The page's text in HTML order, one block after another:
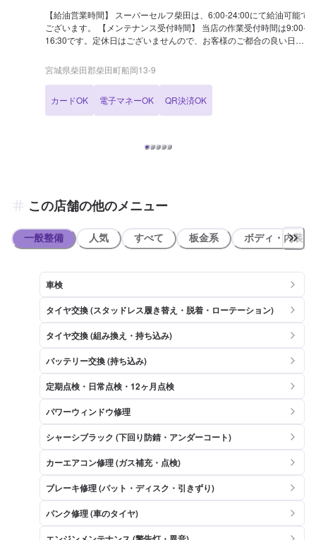
【給油営業時間】 スーパーセルフ柴田は、6:00-24:00にて給油可能で
ございます。 【メンテナンス受付時間】 当店の作業受付時間は9:00-
16:30です。定休日はございませんので、お客様のご都合の良い日に
募集中です！ 新規入会でBOXティッシュを5箱プレゼント、燃料割引
特典もございます。 【国家資格保持者が在籍】 当店は3級整備士が2
【当店までのアクセス】 国道4号線(柴田バイパス)沿いにございま
す。出光(アポロステーション)マークが目印です。道路向かいには
宮城県柴田郡柴田町船岡13-9
カードOK 電子マネーOK QR決済OK
この店舗の他のメニュー
一般整備 人気 すべて 板金系 ボディ・内装
車検
タイヤ交換 (スタッドレス履き替え・脱着・ローテーション)
タイヤ交換 (組み換え・持ち込み)
バッテリー交換 (持ち込み)
定期点検・日常点検・12ヶ月点検
パワーウィンドウ修理
シャーシブラック (下回り防錆・アンダーコート)
カーエアコン修理 (ガス補充・点検)
ブレーキ修理 (パット・ディスク・引きずり)
パンク修理 (車のタイヤ)